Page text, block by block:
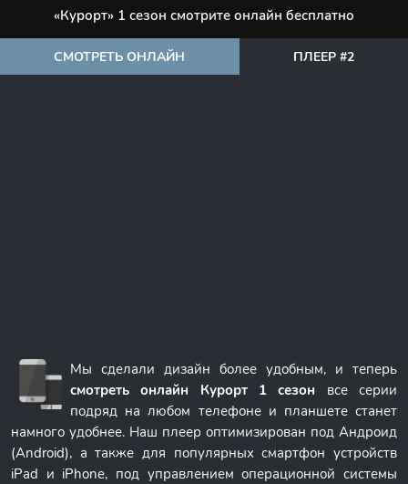
«Курорт» 1 сезон смотрите онлайн бесплатно
СМОТРЕТЬ ОНЛАЙН ПЛЕЕР #2
Мы сделали дизайн более удобным, и теперь
смотреть онлайн Курорт 1 сезон все серии
подряд на любом телефоне и планшете станет
намного удобнее. Наш плеер оптимизирован под Андроид
(Android), а также для популярных смартфон устройств
iPad и iPhone, под управлением операционной системы